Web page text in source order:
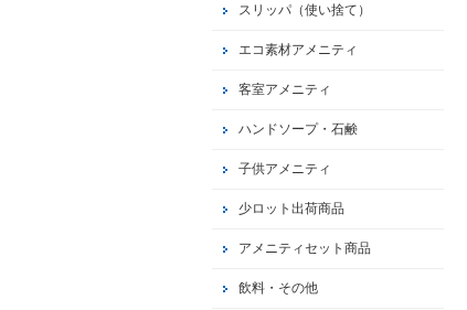
スリッパ（使い捨て）
エコ素材アメニティ
客室アメニティ
ハンドソープ・石鹸
子供アメニティ
少ロット出荷商品
アメニティセット商品
飲料・その他